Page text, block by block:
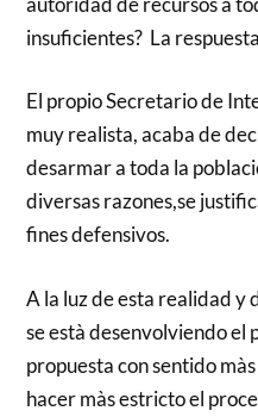
insuficientes? La
El propio Secretario de
muy realista, acaba de
desarmar a toda la
diversas razones,se
fines defensivos.
A la luz de esta realidad y
se està desenvolviendo el
propuesta con sentido
hacer màs estricto el